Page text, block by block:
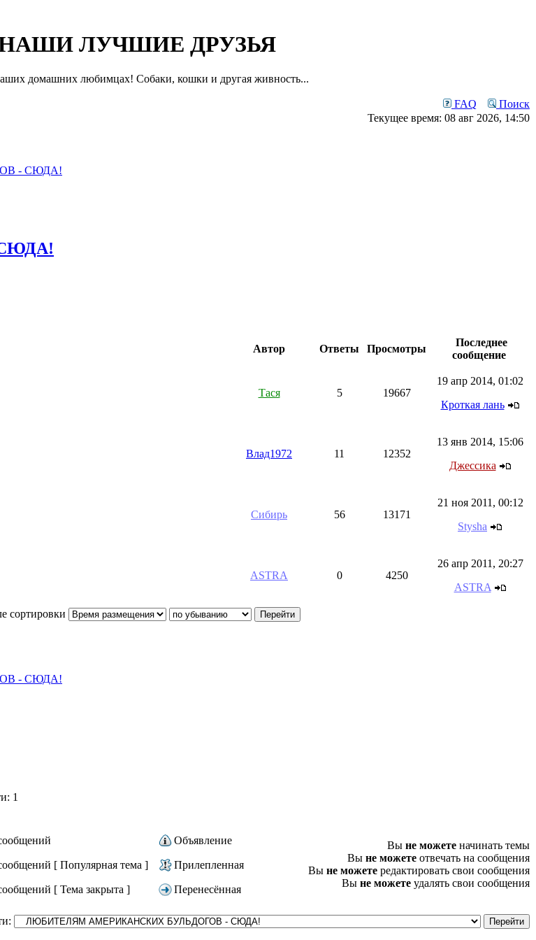
ЛУЧШИЕ ДРУЗЬЯ
домашних любимцах! Собаки, кошки и другая живность...
FAQ
Поиск
Текущее время: 08 авг 2026, 14:50
- СЮДА!
Автор Ответы Просмотры
Последнее
сообщение
Тася 5 19667
19 апр 2014, 01:02
Кроткая лань
Влад1972 11 12352
13 янв 2014, 15:06
Джессика
Сибирь 56 13171
21 ноя 2011, 00:12
Stysha
ASTRA 0 4250
26 апр 2011, 20:27
ASTRA
сортировки
- СЮДА!
1
Объявление
[ Популярная тема ] Прилепленная
[ Тема закрыта ] Перенесённая
Вы не можете начинать темы
Вы не можете отвечать на сообщения
Вы не можете редактировать свои сообщения
Вы не можете удалять свои сообщения